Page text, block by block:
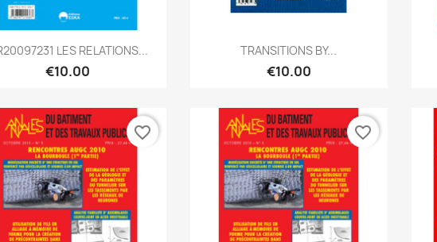
Quick view
LES RELATIONS...
€10.00
Quick view
TRANSITIONS BY...
€10.00
favorite_border favorite_border